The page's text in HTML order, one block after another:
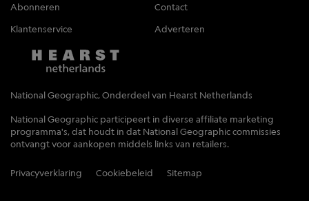
Abonneren
Contact
Klantenservice
Adverteren
National Geographic, Onderdeel van Hearst Netherlands
National Geographic participeert in diverse affiliate marketing
programma's, dat houdt in dat National Geographic commissies
ontvangt voor aankopen middels links van retailers.
Privacyverklaring Cookiebeleid Sitemap